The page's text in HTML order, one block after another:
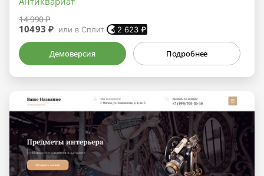
14 990 ₽
10493 ₽ или в Сплит 2 623 ₽
Демоверсия Подробнее